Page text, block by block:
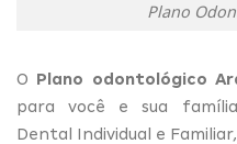
Plano
O Plano odontológico
para você e sua
Dental Individual e